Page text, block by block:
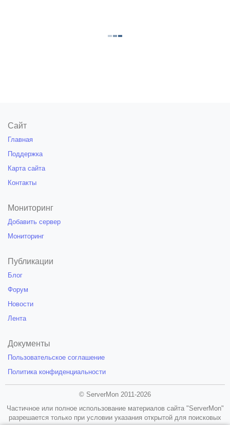
Сайт
Главная
Поддержка
Карта сайта
Контакты
Мониторинг
Добавить сервер
Мониторинг
Публикации
Блог
Форум
Новости
Лента
Документы
Пользовательское соглашение
Политика конфиденциальности
© ServerMon 2011-2026
Частичное или полное использование материалов сайта "ServerMon"
разрешается только при условии указания открытой для поисковых